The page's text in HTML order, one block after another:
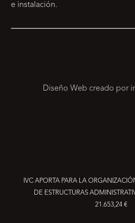
e instalación.
Diseño Web creado por
IVC APORTA PARA LA
DE ESTRUCTURAS
21.653,24 €